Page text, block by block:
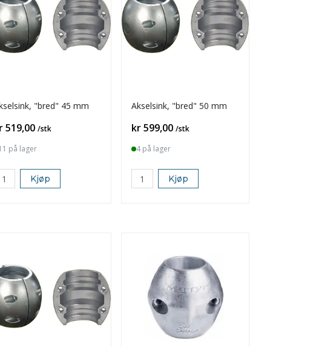
"bred" 45 mm
519,00 /stk
på lager
Kjøp
Akselsink, "bred" 50 mm
Pris
kr 599,00 /stk
4 på lager
Kjøp